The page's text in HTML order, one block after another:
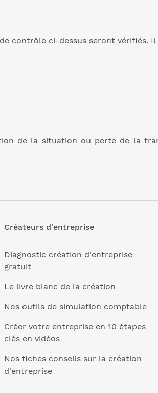
contrôle ci-dessus seront vérifiés. Il
de la situation ou perte de la
cas).
Créateurs d'entreprise
Diagnostic création d'entreprise
gratuit
Le livre blanc de la création
Nos outils de simulation comptable
Créer votre entreprise en 10 étapes
clés en vidéos
Nos fiches conseils sur la création
d'entreprise